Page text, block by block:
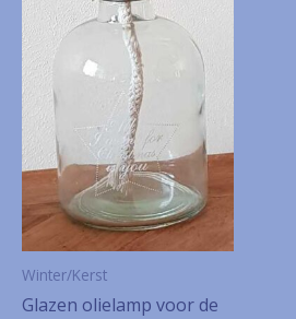
Winter/Kerst
Glazen olielamp voor de